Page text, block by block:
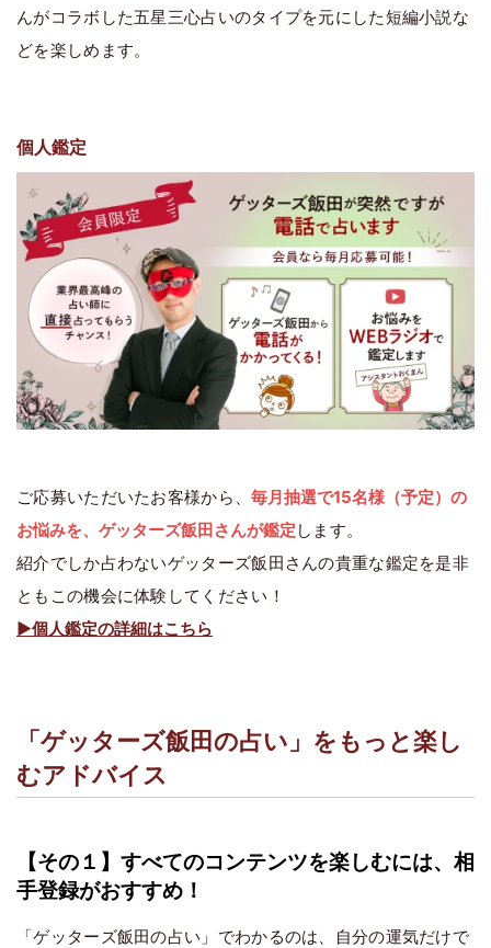
んがコラボした五星三心占いのタイプを元にした短編小説な
どを楽しめます。
個人鑑定
ご応募いただいたお客様から、毎月抽選で15名様（予定）の
お悩みを、ゲッターズ飯田さんが鑑定 します。
紹介でしか占わないゲッターズ飯田さんの貴重な鑑定を是非
ともこの機会に体験してください！
▶個人鑑定の詳細はこちら
「ゲッターズ飯田の占い」をもっと楽し
むアドバイス
【その１】すべてのコンテンツを楽しむには、相
手登録がおすすめ！
「ゲッターズ飯田の占い」でわかるのは、自分の運気だけで